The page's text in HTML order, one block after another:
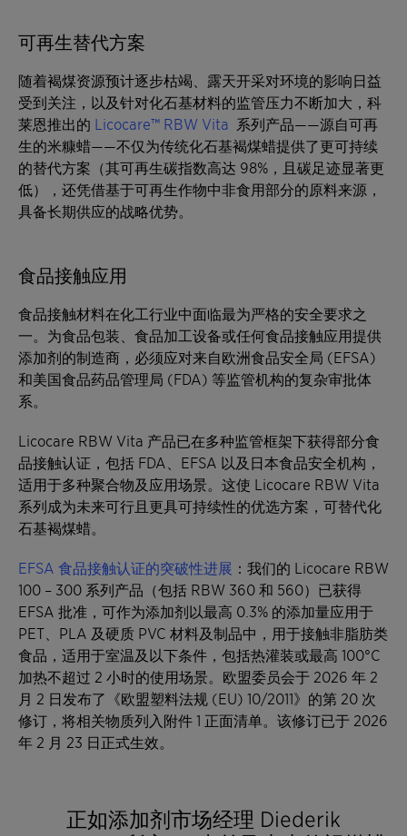
可再生替代方案
随着褐煤资源预计逐步枯竭、露天开采对环境的影响日益
受到关注，以及针对化石基材料的监管压力不断加大，科
莱恩推出的 Licocare™ RBW Vita 系列产品——源自可再
生的米糠蜡——不仅为传统化石基褐煤蜡提供了更可持续
的替代方案（其可再生碳指数高达 98%，且碳足迹显著更
低），还凭借基于可再生作物中非食用部分的原料来源，
具备长期供应的战略优势。
食品接触应用
食品接触材料在化工行业中面临最为严格的安全要求之
一。为食品包装、食品加工设备或任何食品接触应用提供
添加剂的制造商，必须应对来自欧洲食品安全局 (EFSA)
和美国食品药品管理局 (FDA) 等监管机构的复杂审批体
系。
Licocare RBW Vita 产品已在多种监管框架下获得部分食
品接触认证，包括 FDA、EFSA 以及日本食品安全机构，
适用于多种聚合物及应用场景。这使 Licocare RBW Vita
系列成为未来可行且更具可持续性的优选方案，可替代化
石基褐煤蜡。
EFSA 食品接触认证的突破性进展 ：我们的 Licocare RBW
100 – 300 系列产品（包括 RBW 360 和 560）已获得
EFSA 批准，可作为添加剂以最高 0.3% 的添加量应用于
PET、PLA 及硬质 PVC 材料及制品中，用于接触非脂肪类
食品，适用于室温及以下条件，包括热灌装或最高 100°C
加热不超过 2 小时的使用场景。欧盟委员会于 2026 年 2
月 2 日发布了《欧盟塑料法规 (EU) 10/2011》的第 20 次
修订，将相关物质列入附件 1 正面清单。该修订已于 2026
年 2 月 23 日正式生效。
正如添加剂市场经理 Diederik